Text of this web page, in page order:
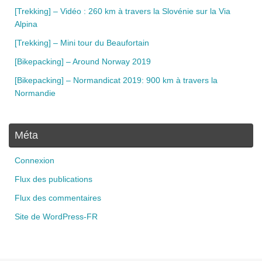
[Trekking] – Vidéo : 260 km à travers la Slovénie sur la Via
Alpina
[Trekking] – Mini tour du Beaufortain
[Bikepacking] – Around Norway 2019
[Bikepacking] – Normandicat 2019: 900 km à travers la
Normandie
Méta
Connexion
Flux des publications
Flux des commentaires
Site de WordPress-FR